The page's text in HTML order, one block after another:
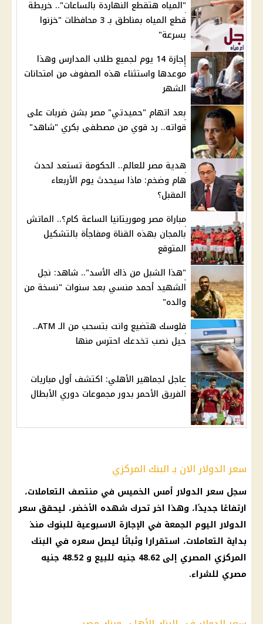
"المياه هتقطع النهاردة بالساعات".. خريطة
قطع المياه بمناطق بـ 3 محافظات "خزنوا
بسرعة"
إجازة 14 يوم لجميع طلاب المدارس وهذا
موعدها واستثناء هذه الصفوف من امتحانات
الشهر
بعد اتهام "حميدتي" مصر بشن ضربات على
قواته.. رد قوي من مصطفى بكري "شاهد"
هدية مصر للعالم.. الحكومة تستعد لحدث
هام وضخم: ماذا سيحدث يوم الأربعاء
المقبل؟
مباراة مصر وموريتانيا الساعة كام؟.. الماتش
بالمجان بهذه القناة ومفاجأة بالتشكيل
المتوقع
"هذا الشبل من ذاك الأسد".. شاهد: نجل
الشهيد أحمد منسي بعد سنوات "نسخة من
والده"
فلوسك هتضيع وانت بتسحب من الـ ATM..
حيل نصب تخدعك احترس منها
عاجل لجماهير الأهلي: اكتشف أول مباريات
الفريق الأحمر بدور مجموعات دوري الأبطال
سعر الدولار الان بـ البنك المركزي
سجل سعر الدولارأمس الخميس في منتصف التعاملات،
ارتفاعًا جديدًا، وهذا اخر تحرك شهده الأخضر، ليحقق سعر
الدولار اليوم الجمعة في الإجازة الاسبوعية للبنوك منذ
بداية التعاملات، استقرارا وثباتًا ليصل سعره في البنك
المركزي المصري إلى 48.62 جنيه للبيع و 48.52
جنيه
مصري للشراء.